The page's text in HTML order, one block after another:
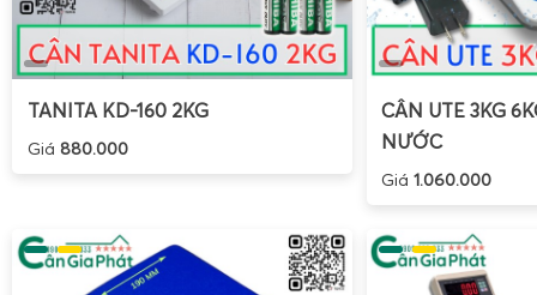
TANITA KD-160 2KG
Giá 880.000
CÂN UTE 3KG
NƯỚC
Giá1.060.000